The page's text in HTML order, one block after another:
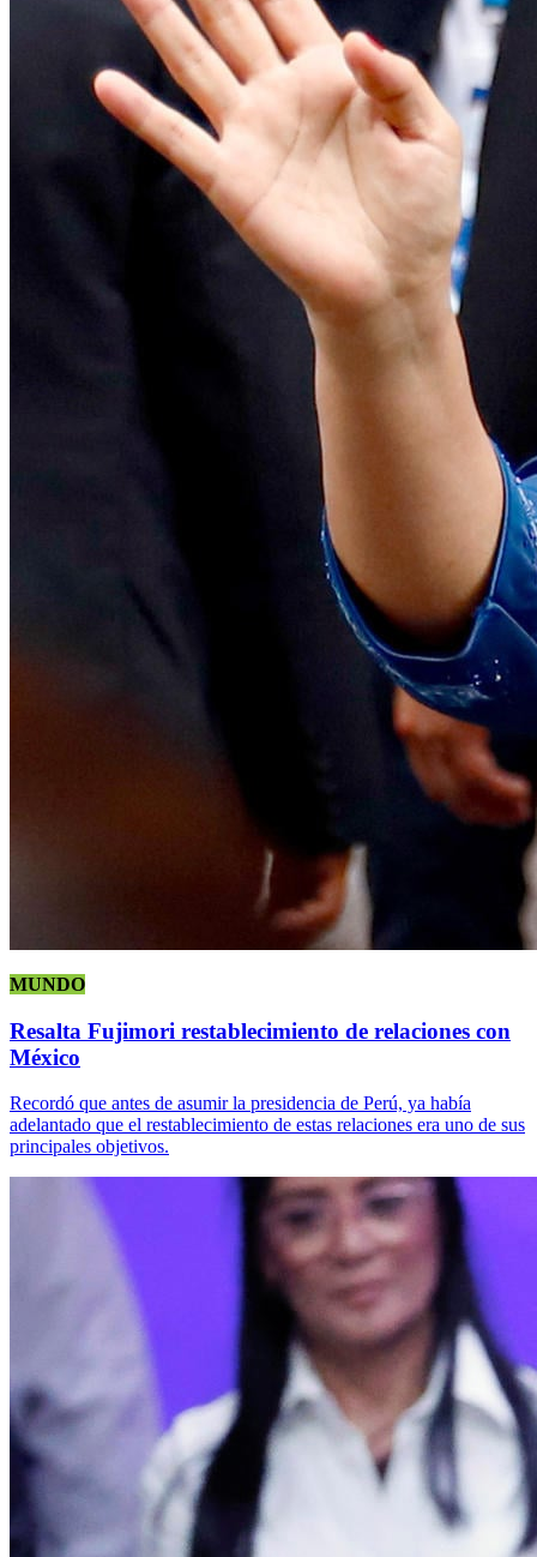
MUNDO
Resalta Fujimori restablecimiento de relaciones con
México
Recordó que antes de asumir la presidencia de Perú, ya había
adelantado que el restablecimiento de estas relaciones era uno de sus
principales objetivos.